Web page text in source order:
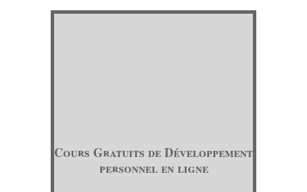
Cours Gratuits de Développement
personnel en ligne